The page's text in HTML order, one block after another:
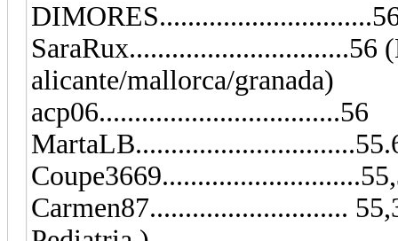
SaraRux...............................56
alicante/mallorca/granada)
acp06..................................56
Carmen87............................